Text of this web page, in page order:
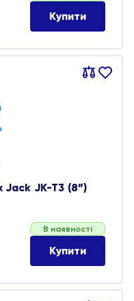
Купити
Порівняти
В
Jack JK-T3 (8”)
В наявності
Купити